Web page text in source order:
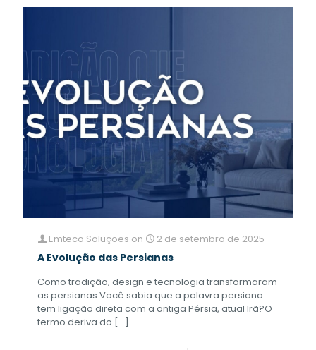
Emteco Soluções on 2 de setembro de 2025
A Evolução das Persianas
Como tradição, design e tecnologia transformaram
as persianas Você sabia que a palavra persiana
tem ligação direta com a antiga Pérsia, atual Irã?O
termo deriva do […]